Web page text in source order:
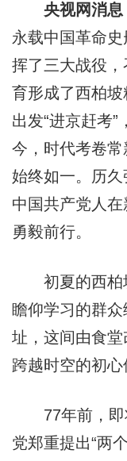
央视网消息
永载中国革命
挥了三大战役
育形成了西柏
出发“进京赶考
今，时代考卷常
始终如一。历
中国共产党人在
勇毅前行。
初夏的西
瞻仰学习的群
址，这间由食
跨越时空的初心
77年前，
党郑重提出“两